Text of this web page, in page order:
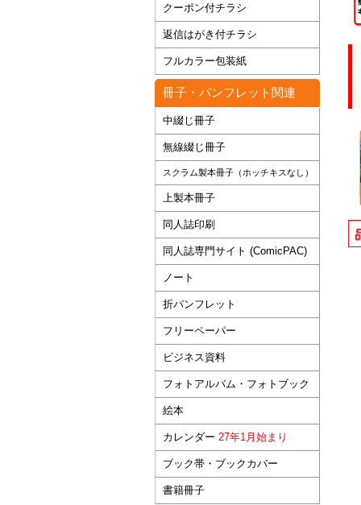
クーポン付チラシ
返信はがき付チラシ
フルカラー包装紙
冊子・パンフレット関連
中綴じ冊子
無線綴じ冊子
スクラム製本冊子（ホッチキスなし）
上製本冊子
同人誌印刷
同人誌専門サイト (ComicPAC)
ノート
折パンフレット
フリーペーパー
ビジネス資料
フォトアルバム・フォトブック
絵本
カレンダー 27年1月始まり
ブック帯・ブックカバー
書籍冊子